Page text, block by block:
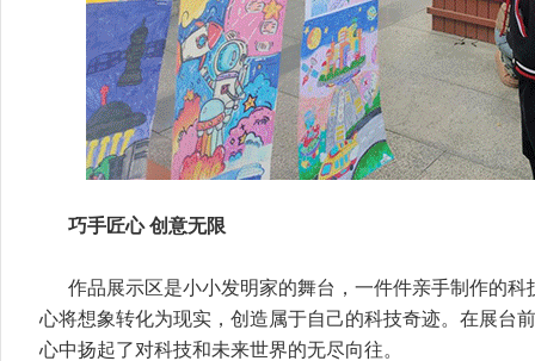
巧手匠心 创意无限
作品展示区是小小发明家的舞台，一件件亲手制作的
心将想象转化为现实，创造属于自己的科技奇迹。在展台
心中扬起了对科技和未来世界的无尽向往。